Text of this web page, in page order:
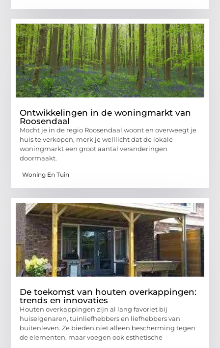
Ontwikkelingen in de woningmarkt van
Roosendaal
Mocht je in de regio Roosendaal woont en overweegt je
huis te verkopen, merk je welllicht dat de lokale
woningmarkt een groot aantal veranderingen
doormaakt.
Woning En Tuin
De toekomst van houten overkappingen:
trends en innovaties
Houten overkappingen zijn al lang favoriet bij
huiseigenaren, tuinliefhebbers en liefhebbers van
buitenleven. Ze bieden niet alleen bescherming tegen
de elementen, maar voegen ook esthetische